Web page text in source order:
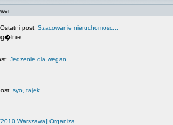
Ostatni post: Szacowanie nieruchomośc...
Jedzenie dla wegan
syo, tajek
Warszawa] Organiza...